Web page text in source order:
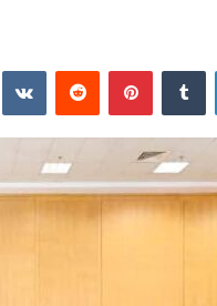
لينكدإن بينتيريست